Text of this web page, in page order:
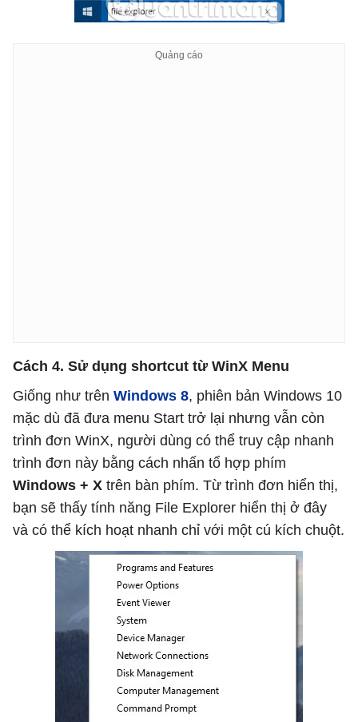
Cách 4. Sử dụng shortcut từ WinX Menu
Giống như trên Windows 8, phiên bản Windows 10
mặc dù đã đưa menu Start trở lại nhưng vẫn còn
trình đơn WinX, người dùng có thể truy cập nhanh
trình đơn này bằng cách nhấn tổ hợp phím
Windows + X trên bàn phím. Từ trình đơn hiển thị,
bạn sẽ thấy tính năng File Explorer hiển thị ở đây
và có thể kích hoạt nhanh chỉ với một cú kích chuột.